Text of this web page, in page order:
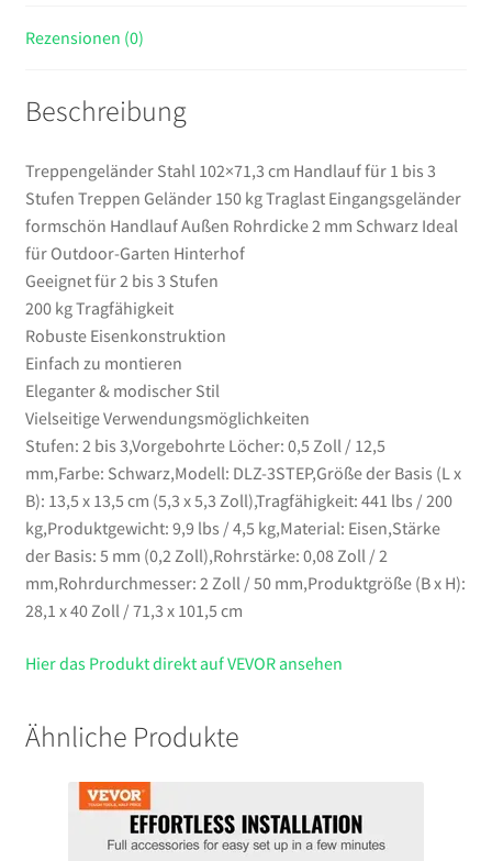
Eingangsgeländer
Außen
2
mm
Schwarz
Ideal
für
Outdoor-
Garten
Hinterhof
Menge
Rezensionen (0)
Beschreibung
Treppengeländer Stahl 102×71,3 cm Handlauf für 1 bis 3
Stufen Treppen Geländer 150 kg Traglast Eingangsgeländer
formschön Handlauf Außen Rohrdicke 2 mm Schwarz Ideal
für Outdoor-Garten Hinterhof
Geeignet für 2 bis 3 Stufen
200 kg Tragfähigkeit
Robuste Eisenkonstruktion
Einfach zu montieren
Eleganter & modischer Stil
Vielseitige Verwendungsmöglichkeiten
Stufen: 2 bis 3,Vorgebohrte Löcher: 0,5 Zoll / 12,5
mm,Farbe: Schwarz,Modell: DLZ-3STEP,Größe der Basis (L x
B): 13,5 x 13,5 cm (5,3 x 5,3 Zoll),Tragfähigkeit: 441 lbs / 200
kg,Produktgewicht: 9,9 lbs / 4,5 kg,Material: Eisen,Stärke
der Basis: 5 mm (0,2 Zoll),Rohrstärke: 0,08 Zoll / 2
mm,Rohrdurchmesser: 2 Zoll / 50 mm,Produktgröße (B x H):
28,1 x 40 Zoll / 71,3 x 101,5 cm
Hier das Produkt direkt auf VEVOR ansehen
Ähnliche Produkte